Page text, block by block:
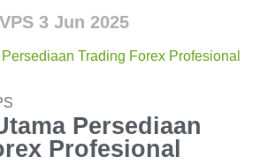
3 Jun 2025
Persediaan
Profesional